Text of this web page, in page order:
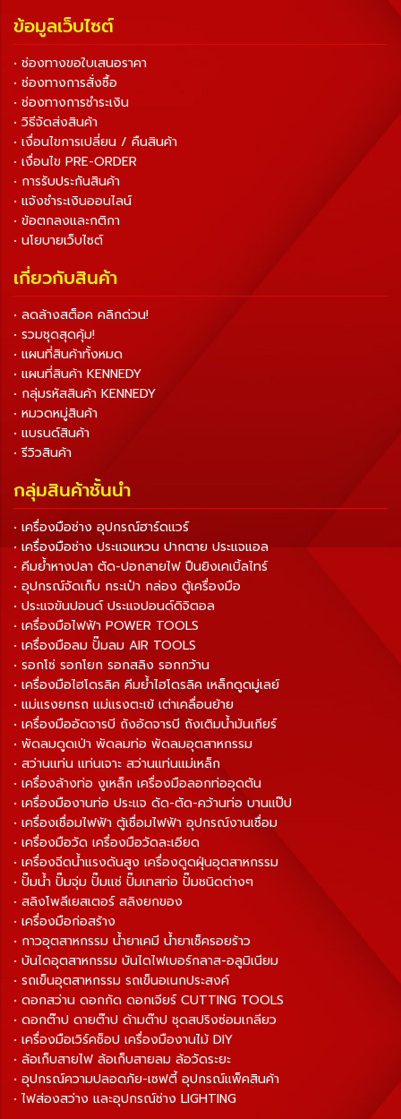
ข้อมูลเว็บไซต์
• ช่องทางขอใบเสนอราคา
• ช่องทางการสั่งซื้อ
• ช่องทางการชำระเงิน
• วิธีจัดส่งสินค้า
• เงื่อนไขการเปลี่ยน / คืนสินค้า
• เงื่อนไข PRE-ORDER
• การรับประกันสินค้า
• แจ้งชำระเงินออนไลน์
• ข้อตกลงและกติกา
• นโยบายเว็บไซต์
เกี่ยวกับสินค้า
• ลดล้างสต็อค คลิกด่วน!
• รวมชุดสุดคุ้ม!
• แผนที่สินค้าทั้งหมด
• แผนที่สินค้า KENNEDY
• กลุ่มรหัสสินค้า KENNEDY
• หมวดหมู่สินค้า
• แบรนด์สินค้า
• รีวิวสินค้า
กลุ่มสินค้าชั้นนำ
• เครื่องมือช่าง อุปกรณ์ฮาร์ดแวร์
• เครื่องมือช่าง ประแจแหวน ปากตาย ประแจแอล
• คีมย้ำหางปลา ตัด-ปอกสายไฟ ปืนยิงเคเบิ้ลไทร์
• อุปกรณ์จัดเก็บ กระเป๋า กล่อง ตู้เครื่องมือ
• ประแจขันปอนด์ ประแจปอนด์ดิจิตอล
• เครื่องมือไฟฟ้า POWER TOOLS
• เครื่องมือลม ปั๊มลม AIR TOOLS
• รอกโซ่ รอกโยก รอกสลิง รอกกว้าน
• เครื่องมือไฮโดรลิค คีมย้ำไฮโดรลิค เหล็กดูดมู่เลย์
• แม่แรงยกรถ แม่แรงตะเข้ เต่าเคลื่อนย้าย
• เครื่องมืออัดจารบี ถังอัดจารบี ถังเติมน้ำมันเกียร์
• พัดลมดูดเป่า พัดลมท่อ พัดลมอุตสาหกรรม
• สว่านแท่น แท่นเจาะ สว่านแท่นแม่เหล็ก
• เครื่องล้างท่อ งูเหล็ก เครื่องมือลอกท่ออุดตัน
• เครื่องมืองานท่อ ประแจ ดัด-ตัด-คว้านท่อ บานแป๊ป
• เครื่องเชื่อมไฟฟ้า ตู้เชื่อมไฟฟ้า อุปกรณ์งานเชื่อม
• เครื่องมือวัด เครื่องมือวัดละเอียด
• เครื่องฉีดน้ำแรงดันสูง เครื่องดูดฝุ่นอุตสาหกรรม
• ปั๊มน้ำ ปั๊มจุ่ม ปั๊มแช่ ปั๊มเทสท่อ ปั๊มชนิดต่างๆ
• สลิงโพลีเยสเตอร์ สลิงยกของ
• เครื่องมือก่อสร้าง
• กาวอุตสาหกรรม น้ำยาเคมี น้ำยาเช็ครอยร้าว
• บันไดอุตสาหกรรม บันไดไฟเบอร์กลาส-อลูมิเนียม
• รถเข็นอุตสาหกรรม รถเข็นอเนกประสงค์
• ดอกสว่าน ดอกกัด ดอกเจียร์ CUTTING TOOLS
• ดอกต๊าป ดายต๊าป ด้ามต๊าป ชุดสปริงซ่อมเกลียว
• เครื่องมือเวิร์คช็อป เครื่องมืองานไม้ DIY
• ล้อเก็บสายไฟ ล้อเก็บสายลม ล้อวัดระยะ
• อุปกรณ์ความปลอดภัย-เซฟตี้ อุปกรณ์แพ็คสินค้า
• ไฟส่องสว่าง และอุปกรณ์ช่าง LIGHTING